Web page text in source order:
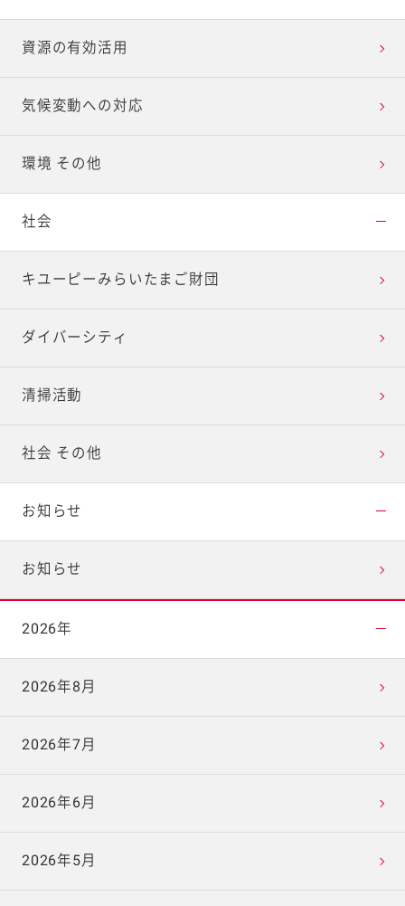
資源の有効活用
気候変動への対応
環境 その他
社会
キユーピーみらいたまご財団
ダイバーシティ
清掃活動
社会 その他
お知らせ
お知らせ
2026年
2026年8月
2026年7月
2026年6月
2026年5月